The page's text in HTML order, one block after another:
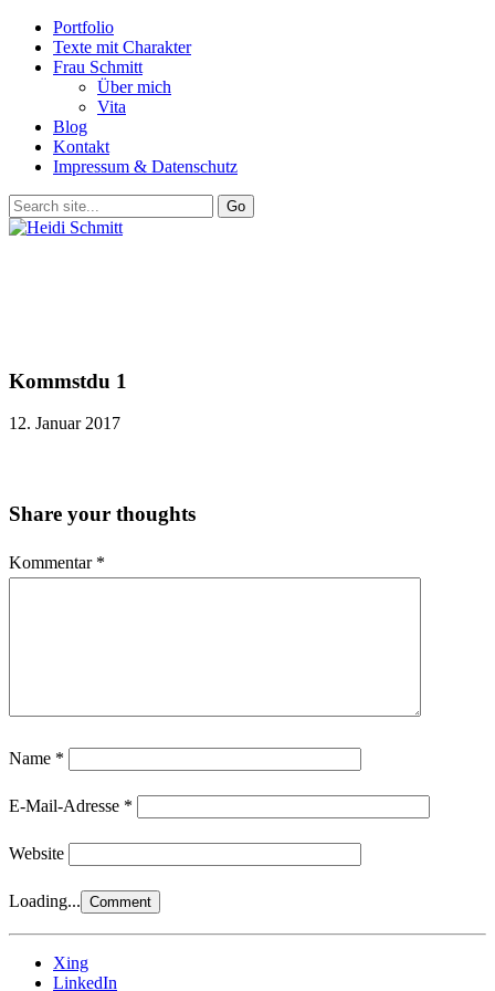
Portfolio
Texte mit Charakter
Frau Schmitt
Über mich
Vita
Blog
Kontakt
Impressum & Datenschutz
Kommstdu 1
12. Januar 2017
Share your thoughts
Kommentar *
Name *
E-Mail-Adresse *
Website
Loading...
Xing
LinkedIn